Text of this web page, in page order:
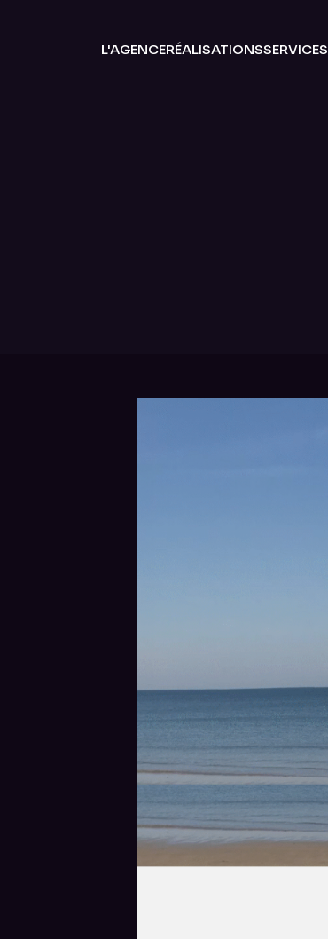
L'AGENCERÉALISATIONSSERVICES